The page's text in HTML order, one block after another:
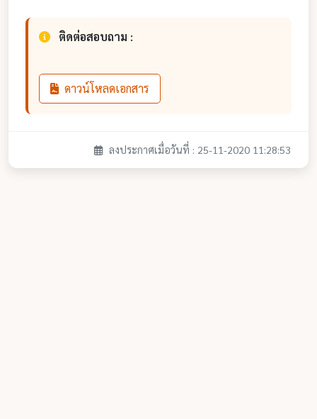
ติดต่อสอบถาม :
ดาวน์โหลดเอกสาร
ลงประกาศเมื่อวันที่ : 25-11-2020 11:28:53